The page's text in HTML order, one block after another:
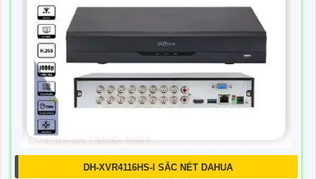
DH-XVR4116HS-I SẮC NÉT DAHUA